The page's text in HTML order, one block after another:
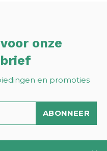
onze
en promoties
ABONNEER